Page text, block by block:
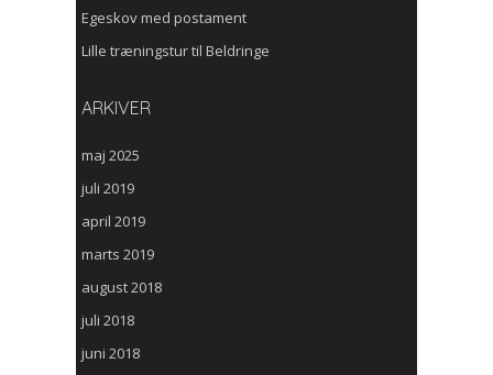
Egeskov med postament
Lille træningstur til Beldringe
ARKIVER
maj 2025
juli 2019
april 2019
marts 2019
august 2018
juli 2018
juni 2018